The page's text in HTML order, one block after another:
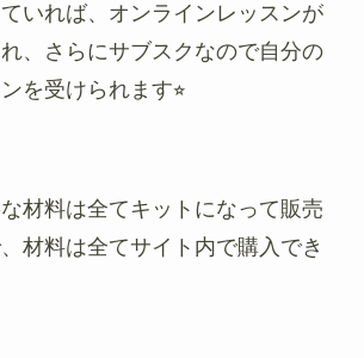
いれば、オンラインレッスンが
、さらにサブスクなので自分の
を受けられます⭐︎
材料は全てキットになって販売
材料は全てサイト内で購入でき